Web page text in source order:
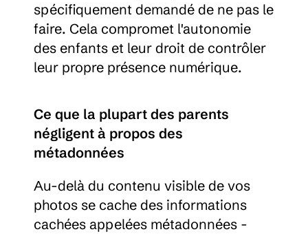
spécifiquement demandé de ne pas le
faire. Cela compromet l'autonomie
des enfants et leur droit de contrôler
leur propre présence numérique.
Ce que la plupart des parents
négligent à propos des
métadonnées
Au-delà du contenu visible de vos
photos se cache des informations
cachées appelées métadonnées -